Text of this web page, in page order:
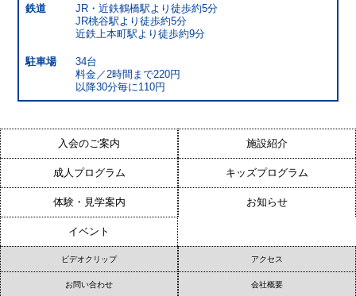
鉄道
JR・近鉄鶴橋駅より徒歩約5分
JR桃谷駅より徒歩約5分
近鉄上本町駅より徒歩約9分
駐車場
34台
料金／2時間まで220円
以降30分毎に110円
入会のご案内 施設紹介
成人プログラム キッズプログラム
体験・見学案内 お知らせ
イベント
ビデオクリップ アクセス
お問い合わせ 会社概要